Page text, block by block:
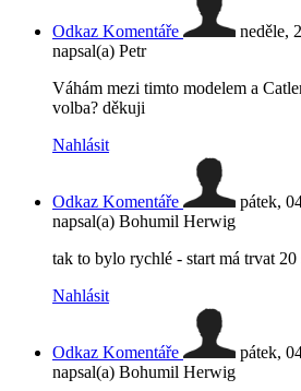
Odkaz Komentáře
neděle,
napsal(a) Petr
Váhám mezi timto modelem a
volba? děkuji
Nahlásit
Odkaz Komentáře
pátek,
napsal(a) Bohumil Herwig
tak to bylo rychlé - start má trvat 20
Nahlásit
Odkaz Komentáře
pátek,
napsal(a) Bohumil Herwig